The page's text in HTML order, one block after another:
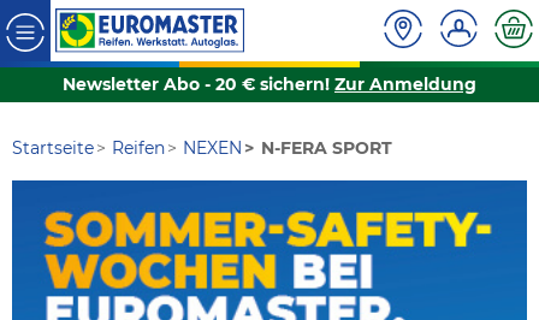
Newsletter Abo - 20 € sichern! Zur Anmeldung
Startseite Reifen NEXEN N-FERA SPORT